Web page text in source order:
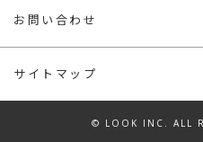
お問い合わせ
サイトマップ
© LOOK INC. ALL